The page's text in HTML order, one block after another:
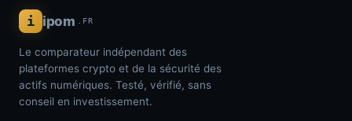
i ipom .FR
Le comparateur indépendant des
plateformes crypto et de la sécurité des
actifs numériques. Testé, vérifié, sans
conseil en investissement.